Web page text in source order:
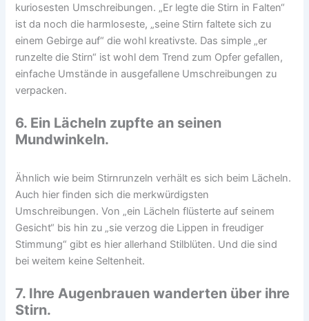
kuriosesten Umschreibungen. „Er legte die Stirn in Falten“
ist da noch die harmloseste, „seine Stirn faltete sich zu
einem Gebirge auf“ die wohl kreativste. Das simple „er
runzelte die Stirn“ ist wohl dem Trend zum Opfer gefallen,
einfache Umstände in ausgefallene Umschreibungen zu
verpacken.
6. Ein Lächeln zupfte an seinen
Mundwinkeln.
Ähnlich wie beim Stirnrunzeln verhält es sich beim Lächeln.
Auch hier finden sich die merkwürdigsten
Umschreibungen. Von „ein Lächeln flüsterte auf seinem
Gesicht“ bis hin zu „sie verzog die Lippen in freudiger
Stimmung“ gibt es hier allerhand Stilblüten. Und die sind
bei weitem keine Seltenheit.
7. Ihre Augenbrauen wanderten über ihre
Stirn.